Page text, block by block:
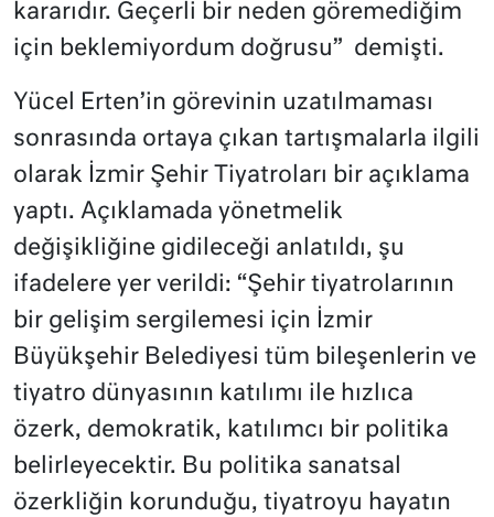
kararıdır. Geçerli bir neden göremediğim
için beklemiyordum doğrusu” demişti.
Yücel Erten’in görevinin uzatılmaması
sonrasında ortaya çıkan tartışmalarla ilgili
olarak İzmir Şehir Tiyatroları bir açıklama
yaptı. Açıklamada yönetmelik
değişikliğine gidileceği anlatıldı, şu
ifadelere yer verildi: “Şehir tiyatrolarının
bir gelişim sergilemesi için İzmir
Büyükşehir Belediyesi tüm bileşenlerin ve
tiyatro dünyasının katılımı ile hızlıca
özerk, demokratik, katılımcı bir politika
belirleyecektir. Bu politika sanatsal
özerkliğin korunduğu, tiyatroyu hayatın